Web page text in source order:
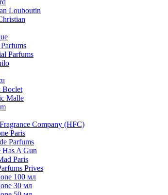
Louboutin
Parfums
Boclet
Malle
Company (HFC)
Paris
Parfums
Has A Gun
Paris
Prives
100 мл
30 мл